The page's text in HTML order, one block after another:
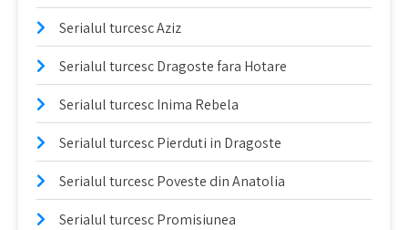
Serialul turcesc Aziz
Serialul turcesc Dragoste fara Hotare
Serialul turcesc Inima Rebela
Serialul turcesc Pierduti in Dragoste
Serialul turcesc Poveste din Anatolia
Serialul turcesc Promisiunea